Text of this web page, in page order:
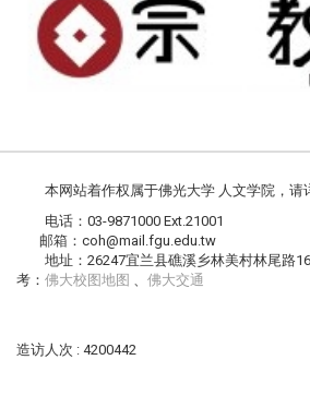
本网站着作权属于佛光大学 人文学院，请
电话：03-9871000 Ext.21001
邮箱：coh@mail.fgu.edu.tw
地址：26247宜兰县礁溪乡林美村林尾路
考： 佛大校图地图 佛大交通
造访人次 : 4200442